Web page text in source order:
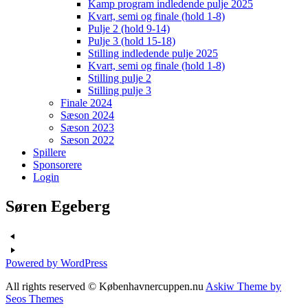
Kamp program indledende pulje 2025
Kvart, semi og finale (hold 1-8)
Pulje 2 (hold 9-14)
Pulje 3 (hold 15-18)
Stilling indledende pulje 2025
Kvart, semi og finale (hold 1-8)
Stilling pulje 2
Stilling pulje 3
Finale 2024
Sæson 2024
Sæson 2023
Sæson 2022
Spillere
Sponsorere
Login
Søren Egeberg
Powered by WordPress
All rights reserved © Københavnercuppen.nu Askiw Theme by
Seos Themes